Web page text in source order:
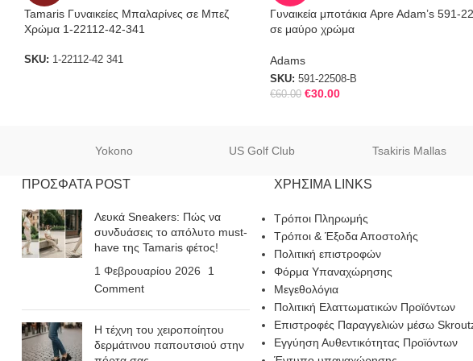
Tamaris Γυναικείες Μπαλαρίνες σε Μπεζ
Χρώμα 1-22112-42-341
SKU: 1-22112-42 341
Γυναικεία μποτάκια Apre Adam’s 591-
σε μαύρο χρώμα
Adams
SKU: 591-22508-B
€60.00 €30.00
Yokono US Golf Club Tsakiris Mallas
ΠΡΟΣΦΑΤΑ POST
Λευκά Sneakers: Πώς να
συνδυάσεις το απόλυτο must-
have της Tamaris φέτος!
1 Φεβρουαρίου 2026
1
Comment
Η τέχνη του χειροποίητου
δερμάτινου παπουτσιού στην
ΧΡΗΣΙΜΑ LINKS
Τρόποι Πληρωμής
Τρόποι & Έξοδα Αποστολής
Πολιτική επιστροφών
Φόρμα Υπαναχώρησης
Μεγεθολόγια
Πολιτική Ελαττωματικών Προϊόντων
Επιστροφές Παραγγελιών μέσω
Εγγύηση Αυθεντικότητας Προϊόντων